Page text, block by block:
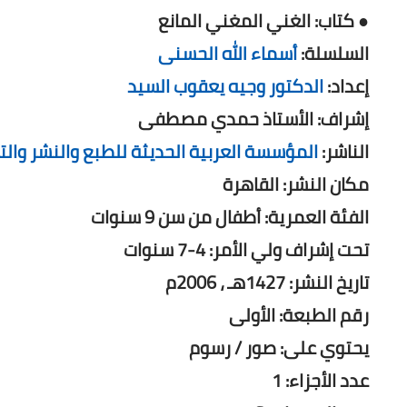
● كتاب: الغني المغني المانع
السلسلة:أسماء الله الحسنى
إعداد:الدكتور وجيه يعقوب السيد
إشراف: الأستاذ حمدي مصطفى
الناشر:المؤسسة العربية الحديثة للطبع والنشر
مكان النشر: القاهرة
الفئة العمرية: أطفال من سن 9 سنوات
تحت إشراف ولي الأمر: 4-7 سنوات
تاريخ النشر: 1427هـ ، 2006م
رقم الطبعة: الأولى
يحتوي على: صور / رسوم
عدد الأجزاء: 1